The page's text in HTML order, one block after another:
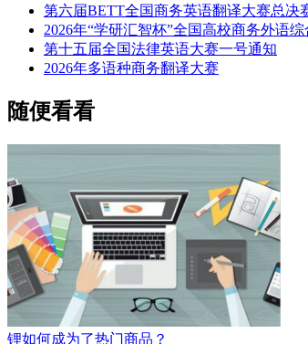
第六届BETT全国商务英语翻译大赛总决
2026年“学研汇智杯”全国高校商务外语
第十五届全国法律英语大赛一号通知
2026年多语种商务翻译大赛
随便看看
锂如何成为了热门商品？